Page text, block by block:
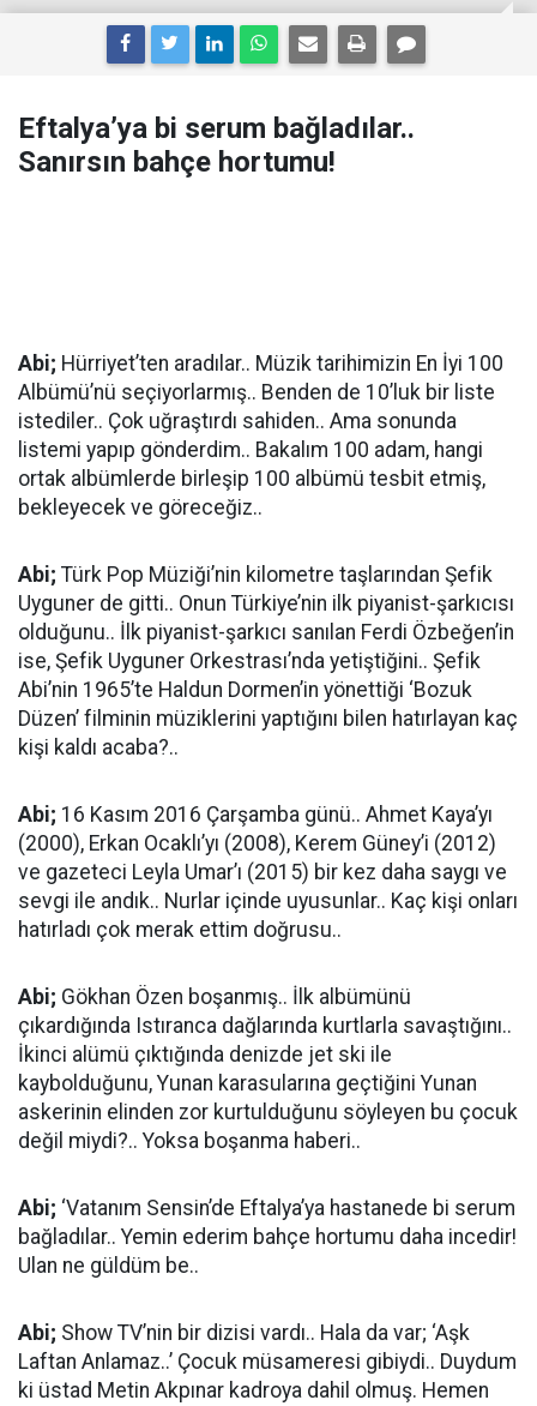
Eftalya’ya bi serum bağladılar..
Sanırsın bahçe hortumu!
Abi; Hürriyet’ten aradılar.. Müzik tarihimizin En İyi 100
Albümü’nü seçiyorlarmış.. Benden de 10’luk bir liste
istediler.. Çok uğraştırdı sahiden.. Ama sonunda
listemi yapıp gönderdim.. Bakalım 100 adam, hangi
ortak albümlerde birleşip 100 albümü tesbit etmiş,
bekleyecek ve göreceğiz..
Abi; Türk Pop Müziği’nin kilometre taşlarından Şefik
Uyguner de gitti.. Onun Türkiye’nin ilk piyanist-şarkıcısı
olduğunu.. İlk piyanist-şarkıcı sanılan Ferdi Özbeğen’in
ise, Şefik Uyguner Orkestrası’nda yetiştiğini.. Şefik
Abi’nin 1965’te Haldun Dormen’in yönettiği ‘Bozuk
Düzen’ filminin müziklerini yaptığını bilen hatırlayan kaç
kişi kaldı acaba?..
Abi; 16 Kasım 2016 Çarşamba günü.. Ahmet Kaya’yı
(2000), Erkan Ocaklı’yı (2008), Kerem Güney’i (2012)
ve gazeteci Leyla Umar’ı (2015) bir kez daha saygı ve
sevgi ile andık.. Nurlar içinde uyusunlar.. Kaç kişi onları
hatırladı çok merak ettim doğrusu..
Abi; Gökhan Özen boşanmış.. İlk albümünü
çıkardığında Istıranca dağlarında kurtlarla savaştığını..
İkinci alümü çıktığında denizde jet ski ile
kaybolduğunu, Yunan karasularına geçtiğini Yunan
askerinin elinden zor kurtulduğunu söyleyen bu çocuk
değil miydi?.. Yoksa boşanma haberi..
Abi; ‘Vatanım Sensin’de Eftalya’ya hastanede bi serum
bağladılar.. Yemin ederim bahçe hortumu daha incedir!
Ulan ne güldüm be..
Abi; Show TV’nin bir dizisi vardı.. Hala da var; ‘Aşk
Laftan Anlamaz..’ Çocuk müsameresi gibiydi.. Duydum
ki üstad Metin Akpınar kadroya dahil olmuş. Hemen